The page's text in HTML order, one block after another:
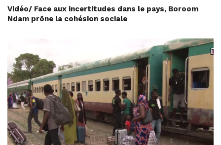
Vidéo/ Face aux incertitudes dans le pays, Boroom
Ndam prône la cohésion sociale